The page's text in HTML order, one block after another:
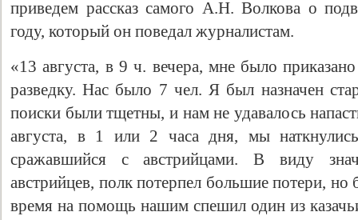
приведем рассказ самого А.Н. Волкова о
году, который он поведал журналистам.
«13 августа, в 9 ч. вечера, мне было
разведку. Нас было 7 чел. Я был назначен
поиски были тщетны, и нам не удавалось
августа, в 1 или 2 часа дня, мы
сражавшийся с австрийцами. В виду
австрийцев, полк потерпел большие потери,
время на помощь нашим спешил один из